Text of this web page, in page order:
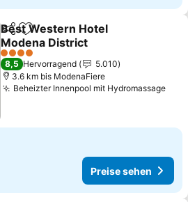
TeilenZu Favoriten hinzufügen
Best Western Hotel
Modena District
Preise sehen
4 Sterne
8,5 Hervorragend
5.010
3.6 km bis ModenaFiere
Beheizter Innenpool mit Hydromassage
Preise sehen